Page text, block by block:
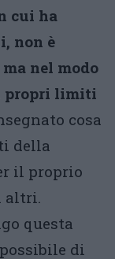
cui ha
non è
nel modo
propri limiti
cosa
della
il proprio
altri.
questa
di